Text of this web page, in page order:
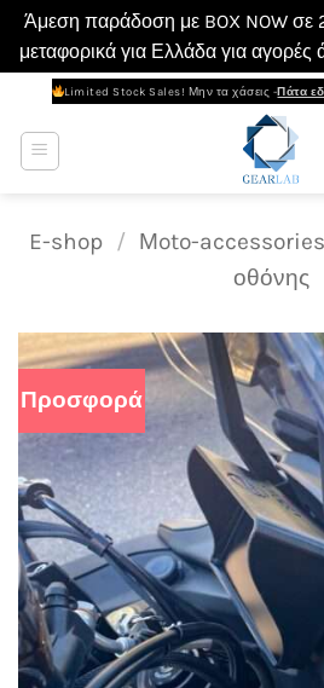
Άμεση παράδοση με BOX NOW σε
μεταφορικά για Ελλάδα για
Μετάβαση
περιεχόμενο
Limited Stock Sales! Μην τα χάσεις -Πάτα
E-shop / Μoto-accessories
οθόνης
Προσφορά